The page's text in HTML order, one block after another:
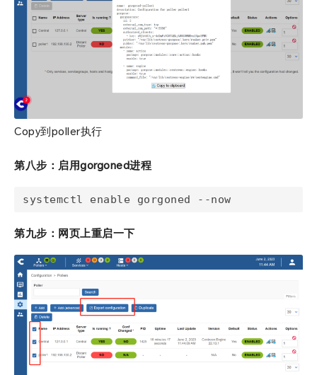
Copy到poller执行
第八步：启用gorgoned进程
systemctl enable gorgoned --now
第九步：网页上重启一下